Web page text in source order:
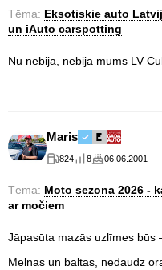
Tēma: Eksotiskie auto
un iAuto carspotting
Nu nebija, nebija mums LV
Maris
824 8 06.06.2001
Tēma: Moto sezona 2026 -
ar močiem
Jāpasūta mazās uzlīmes
Melnas un baltas, nedaudz